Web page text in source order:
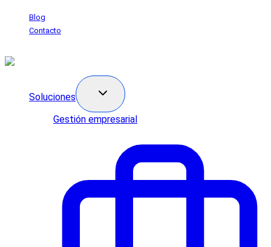
SaltarBlog
Contacto
Soluciones
Gestión empresarial